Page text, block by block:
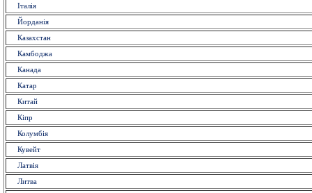
Італія
Йорданія
Казахстан
Камбоджа
Канада
Катар
Китай
Кіпр
Колумбія
Кувейт
Латвія
Литва